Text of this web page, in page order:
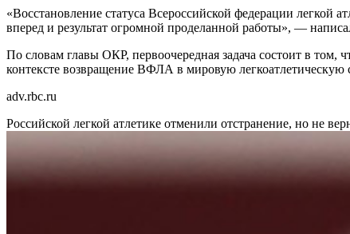
«Восстановление статуса Всероссийской федерации легкой
вперед и результат огромной проделанной работы», —
По словам главы ОКР, первоочередная задача состоит в том,
контексте возвращение ВФЛА в мировую
adv.rbc.ru
Российской легкой атлетике отменили отстранение, но не